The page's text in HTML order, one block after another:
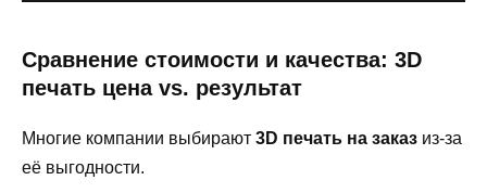
Сравнение стоимости и качества: 3D
печать цена vs. результат
Многие компании выбирают 3D печать на заказ из-за
её выгодности.